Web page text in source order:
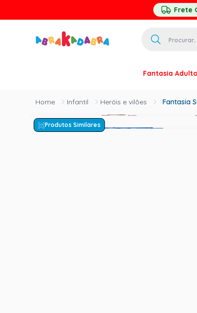
Frete
Fantasia Adulto
Infantil Heróis e vilões Fantasia
Produtos Similares
2